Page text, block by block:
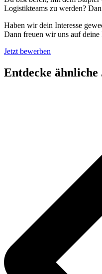
Logistikteams zu werden?
Haben wir dein Interesse
Dann freuen wir uns auf
Jetzt bewerben
Entdecke ähnliche